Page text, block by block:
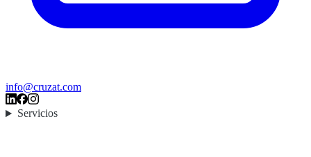
info@cruzat.com
Servicios